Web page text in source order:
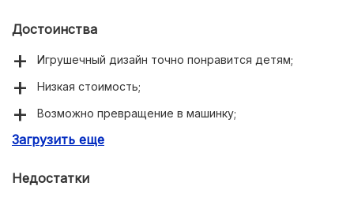
Достоинства
Игрушечный дизайн точно понравится детям;
Низкая стоимость;
Возможно превращение в машинку;
Может возвращаться домой;
Загрузить еще
Недостатки